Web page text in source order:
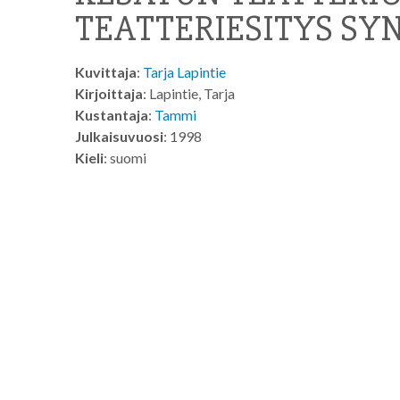
TEATTERIESITYS
Kuvittaja: Tarja Lapintie
Kirjoittaja: Lapintie, Tarja
Kustantaja: Tammi
Julkaisuvuosi: 1998
Kieli: suomi